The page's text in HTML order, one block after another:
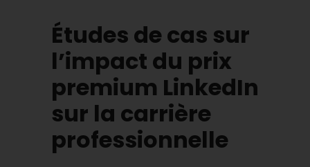
Études de cas sur
l’impact du prix
premium LinkedIn
sur la carrière
professionnelle